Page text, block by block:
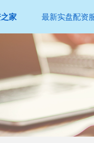
家 最新实盘配资